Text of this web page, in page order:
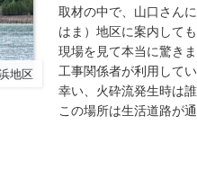
地区
取材の中で、山口さん
はま）地区に案内しても
現場を見て本当に驚きま
工事関係者が利用して
幸い、火砕流発生時は
この場所は生活道路が